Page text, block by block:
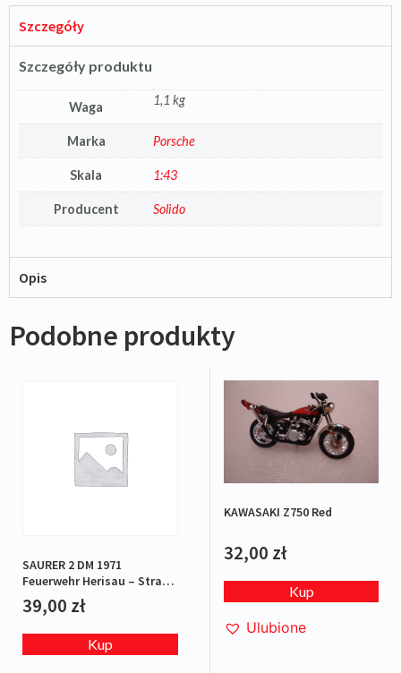
Szczegóły
Szczegóły produktu
Waga 1,1 kg
Marka Porsche
Skala 1:43
Producent Solido
Opis
Podobne produkty
SAURER 2 DM 1971
Feuerwehr Herisau – Straż
pożarna
39,00 zł
Kup
KAWASAKI Z750 Red
32,00 zł
Kup
Ulubione